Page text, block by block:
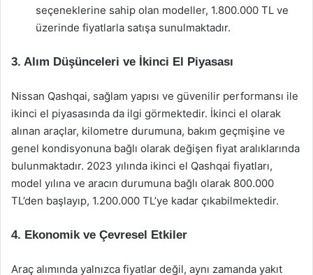
seçeneklerine sahip olan modeller, 1.800.000 TL ve
üzerinde fiyatlarla satışa sunulmaktadır.
3. Alım Düşünceleri ve İkinci El Piyasası
Nissan Qashqai, sağlam yapısı ve güvenilir performansı ile
ikinci el piyasasında da ilgi görmektedir. İkinci el olarak
alınan araçlar, kilometre durumuna, bakım geçmişine ve
genel kondisyonuna bağlı olarak değişen fiyat aralıklarında
bulunmaktadır. 2023 yılında ikinci el Qashqai fiyatları,
model yılına ve aracın durumuna bağlı olarak 800.000
TL’den başlayıp, 1.200.000 TL’ye kadar çıkabilmektedir.
4. Ekonomik ve Çevresel Etkiler
Araç alımında yalnızca fiyatlar değil, aynı zamanda yakıt